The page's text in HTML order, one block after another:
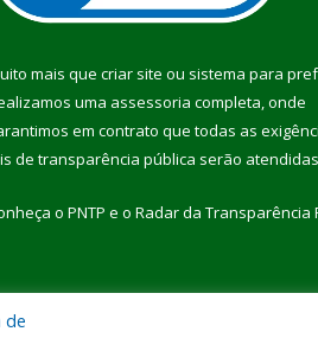
mais que criar site ou sistema para
uma assessoria completa, onde
em contrato que todas as
de transparência pública serão
o PNTP e o Radar da Transparência
de